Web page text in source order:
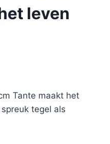
leven
Tante maakt het
tegel als